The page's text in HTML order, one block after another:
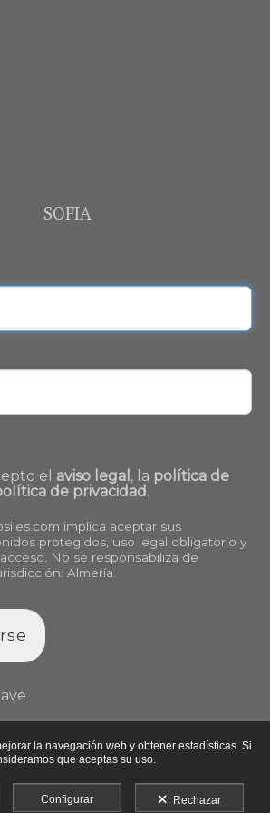
SOFIA
el aviso legal , la política de
de privacidad.
implica aceptar sus
protegidos, uso legal obligatorio y
No se responsabiliza de
Almería.
la navegación web y obtener estadísticas. Si
que aceptas su uso.
Configurar Rechazar